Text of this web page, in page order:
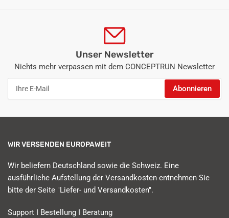
Unser Newsletter
Nichts mehr verpassen mit dem CONCEPTRUN Newsletter
Mail
Abonnieren
WIR VERSENDEN EUROPAWEIT
Wir beliefern Deutschland sowie die Schweiz. Eine
ausführliche Aufstellung der Versandkosten entnehmen Sie
bitte der Seite "Liefer- und Versandkosten".
Support I Bestellung I Beratung